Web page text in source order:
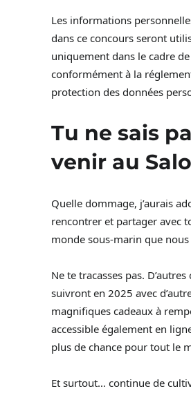
Les informations
dans ce concours seront
uniquement dans le cadre
conformément à la
protection des données
Tu ne sais
venir au
Quelle dommage, j’aurais
rencontrer et partager avec
monde sous-marin que
Ne te tracasses pas.
suivront en 2025 avec
magnifiques cadeaux à
accessible également en
plus de chance pour tout le
Et surtout… continue de